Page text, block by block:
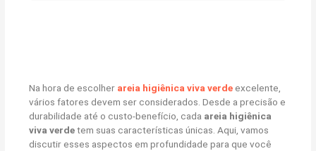
Na hora de escolher areia higiênica viva verdeexcelente,
vários fatores devem ser considerados. Desde a precisão e
durabilidade até o custo-benefício, cada areia higiênica
viva verdetem suas características únicas. Aqui, vamos
discutir esses aspectos em profundidade para que você